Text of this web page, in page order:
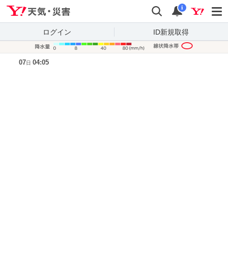
検索 通知
i
ログイン ID新規取得
07日 04:05